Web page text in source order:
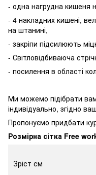
- одна нагрудна кишеня
- 4 накладних кишені,
на штанині,
- закріпи підсилюють
- Світловідбиваюча
- посилення в області
Ми можемо підібрати
індивідуально, згідно
Пропонуємо придбати
Розмірна сітка Free
Зріст см